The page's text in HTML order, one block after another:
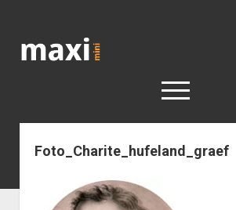
open
< work
Reisen
Foto_Charite_hufeland_graef